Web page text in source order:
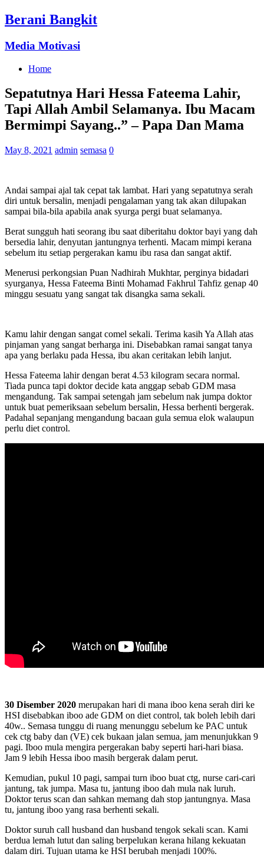
Berani Bangkit
Media Motivasi
Home
Sepatutnya Hari Hessa Fateema Lahir,
Tapi Allah Ambil Selamanya. Ibu Macam
Bermimpi Sayang..” – Papa Dan Mama
May 8, 2021 admin semasa 0
Andai sampai ajal tak cepat tak lambat. Hari yang sepatutnya serah
diri untuk bersalin, menjadi pengalaman yang tak akan dilupakan
sampai bila-bila apabila anak syurga pergi buat selamanya.
Berat sungguh hati seorang ibu saat diberitahu doktor bayi yang dah
bersedia lahir, denyutan jantungnya terhenti. Macam mimpi kerana
sebelum itu setiap pergerakan kamu ibu rasa dan sangat aktif.
Menerusi perkongsian Puan Nadhirah Mukhtar, perginya bidadari
syurganya, Hessa Fateema Binti Mohamad Fakhrul Tahfiz genap 40
minggu sesuatu yang sangat tak disangka sama sekali.
Kamu lahir dengan sangat comel sekali. Terima kasih Ya Allah atas
pinjaman yang sangat berharga ini. Disebabkan ramai sangat tanya
apa yang berlaku pada Hessa, ibu akan ceritakan lebih lanjut.
Hessa Fateema lahir dengan berat 4.53 kilogram secara normal.
Tiada punca tapi doktor decide kata anggap sebab GDM masa
mengandung. Tak sampai setengah jam sebelum nak jumpa doktor
untuk buat pemeriksaan sebelum bersalin, Hessa berhenti bergerak.
Padahal sepanjang mengandung bacaan gula semua elok walaupun
perlu diet control.
30 Disember 2020 merupakan hari di mana iboo kena serah diri ke
HSI disebabkan iboo ade GDM on diet control, tak boleh lebih dari
40w.. Semasa tunggu di ruang menunggu sebelum ke PAC untuk
cek ctg baby dan (VE) cek bukaan jalan semua, jam menunjukkan 9
pagi. Iboo mula mengira pergerakan baby seperti hari-hari biasa.
Jam 9 lebih Hessa iboo masih bergerak dalam perut.
Kemudian, pukul 10 pagi, sampai turn iboo buat ctg, nurse cari-cari
jantung, tak jumpa. Masa tu, jantung iboo dah mula nak luruh.
Doktor terus scan dan sahkan memang dah stop jantungnya. Masa
tu, jantung iboo yang rasa berhenti sekali.
Doktor suruh call husband dan husband tengok sekali scan. Kami
berdua lemah lutut dan saling berpelukan kerana hilang kekuatan
dalam diri. Tujuan utama ke HSI berubah menjadi 100%.